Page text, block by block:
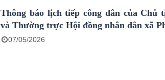
Thông báo lịch tiếp công dân của Chủ
và Thường trực Hội đồng nhân dân xã
07/05/2026